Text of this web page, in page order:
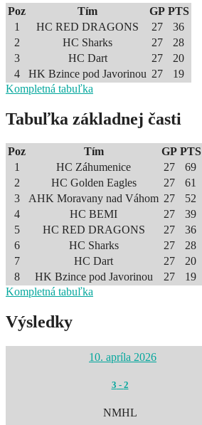
Poz Tím GP PTS
1
HC RED DRAGONS 27
36
2
HC Sharks 27
28
3
HC Dart 27
20
4
HK Bzince pod Javorinou 27
19
Kompletná tabuľka
Tabuľka základnej časti
Poz Tím GP PTS
1
HC Záhumenice 27
69
2
HC Golden Eagles 27
61
3
AHK Moravany nad Váhom 27
52
4
HC BEMI 27
39
5
HC RED DRAGONS 27
36
6
HC Sharks 27
28
7
HC Dart 27
20
8
HK Bzince pod Javorinou 27
19
Kompletná tabuľka
Výsledky
10. apríla 2026
3 - 2
NMHL